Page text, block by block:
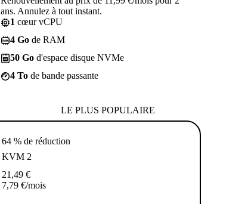
ans. Annulez à tout instant.
1 cœur vCPU
4 Go de RAM
50 Go d'espace disque NVMe
4 To de bande passante
LE PLUS POPULAIRE
64 % de réduction
KVM 2
21,49 €
7,79 €/mois